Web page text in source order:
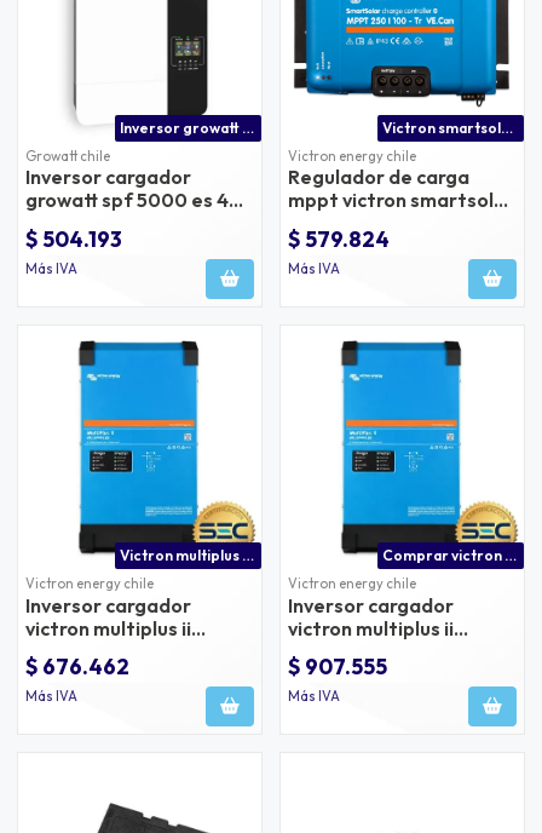
Inversor growatt spf 5000w 48v precio | inversor solar 5kw buena calidad
Growatt chile
Inversor cargador
growatt spf 5000 es 48v
100a
$ 504.193
Más IVA
Victron smartsolar 250/100 mppt posee puerto ve.can y bluetooth
Victron energy chile
Regulador de carga
mppt victron smartsolar
250v 100a tr ve.can
bluetooth
$ 579.824
Más IVA
Victron multiplus 2 3000va | inversor para panel solar
Victron energy chile
Inversor cargador
victron multiplus ii
3000va 48v 230v 50hz
carga 35a, conmutación
32a
$ 676.462
Más IVA
Comprar victron multiplus ii precio con distribuidor oficial en chile
Victron energy chile
Inversor cargador
victron multiplus ii
5000va 48v 230v 50hz
carga 50a, conmutación
70a
$ 907.555
Más IVA